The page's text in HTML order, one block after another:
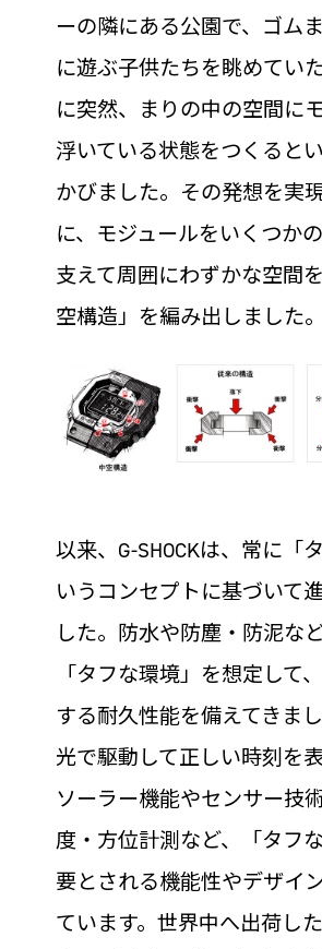
ーの隣にある公園で、ゴム
に遊ぶ子供たちを眺めてい
に突然、まりの中の空間に
浮いている状態をつくると
かびました。その発想を実
に、モジュールをいくつか
支えて周囲にわずかな空間
空構造」を編み出しました。
以来、G-SHOCKは、常に「
いうコンセプトに基づいて
した。防水や防塵・防泥な
「タフな環境」を想定して
する耐久性能を備えてきまし
光で駆動して正しい時刻を
ソーラー機能やセンサー技
度・方位計測など、「タフ
要とされる機能性やデザイ
ています。世界中へ出荷し